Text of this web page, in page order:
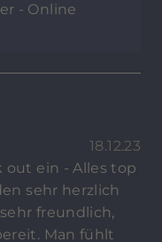
- Online
18.12.23
out ein - Alles top
sehr herzlich
freundlich,
Man fühlt